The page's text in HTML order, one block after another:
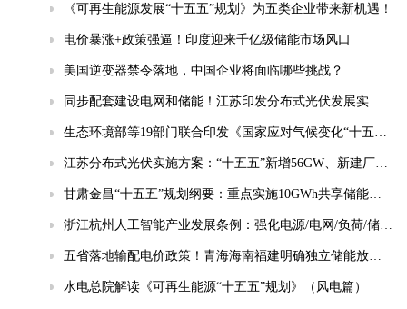
《可再生能源发展“十五五”规划》为五类企业带来新机遇！
电价暴涨+政策强逼！印度迎来千亿级储能市场风口
美国逆变器禁令落地，中国企业将面临哪些挑战？
同步配套建设电网和储能！江苏印发分布式光伏发展实施方案（2026-2030年）
生态环境部等19部门联合印发《国家应对气候变化“十五五”规划》
江苏分布式光伏实施方案：“十五五”新增56GW、新建厂房100%安装
甘肃金昌“十五五”规划纲要：重点实施10GWh共享储能电站等项目
浙江杭州人工智能产业发展条例：强化电源/电网/负荷/储能协同，推动城市供电可靠性符合算力设施标准
五省落地输配电价政策！青海海南福建明确独立储能放电退减输配电费！
水电总院解读《可再生能源“十五五”规划》（风电篇）